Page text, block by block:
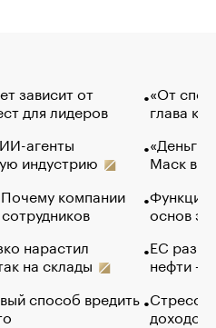
зависит от
для лидеров
агенты
индустрию
компании
нарастил
на склады
способ вредить
«От
глава
«Деньги
Маск в
Функции
основ
ЕС
нефти —
Стресс
доходов